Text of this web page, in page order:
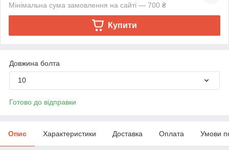
Мінімальна сума замовлення на сайті — 700 ₴
Купити
Довжина болта
10
Готово до відправки
Опис Характеристики Доставка Оплата Умови